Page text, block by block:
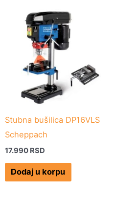
Stubna bušilica DP16VLS
Scheppach
17.990 RSD
Dodaj u korpu